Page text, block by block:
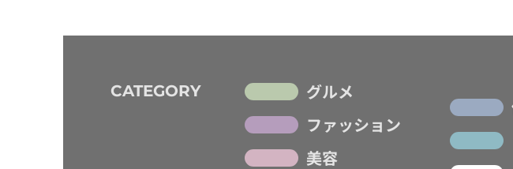
CATEGORY
グルメ
ファッション
美容